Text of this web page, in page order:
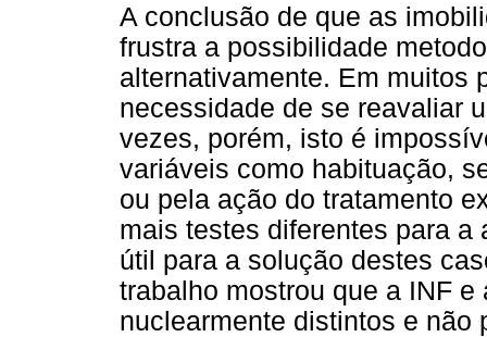
A conclusão de que as
frustra a possibilidade
alternativamente. Em muitos
necessidade de se reavaliar
vezes, porém, isto é
variáveis como habituação,
ou pela ação do tratamento
mais testes diferentes para
útil para a solução destes
trabalho mostrou que a INF
nuclearmente distintos e não